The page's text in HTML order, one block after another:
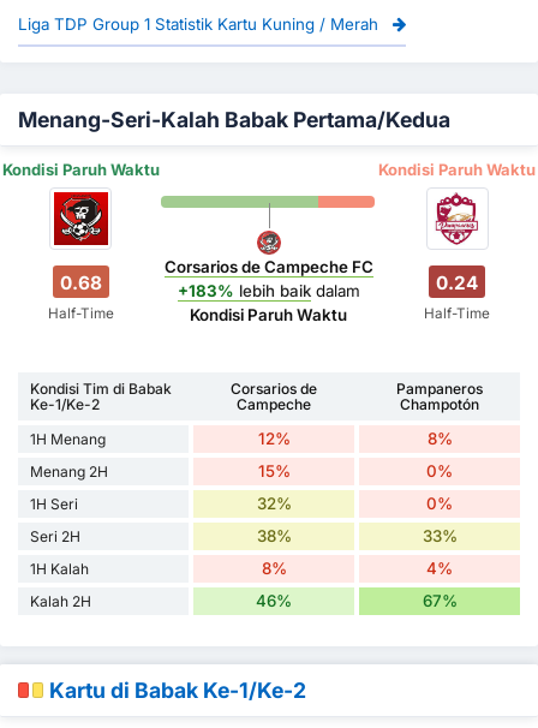
Liga TDP Group 1 Statistik Kartu Kuning / Merah
Menang-Seri-Kalah Babak Pertama/Kedua
Kondisi Paruh Waktu Kondisi Paruh Waktu
0.68
Half-Time
Corsarios de Campeche FC
+183% lebih baikdalam
Kondisi Paruh Waktu
0.24
Half-Time
Kondisi Tim di Babak
Ke-1/Ke-2
Corsarios de
Campeche
Pampaneros
Champotón
1H Menang
12% 8%
Menang 2H 15% 0%
1H Seri 32% 0%
Seri 2H 38% 33%
1H Kalah 8% 4%
Kalah 2H 46% 67%
Kartu di Babak Ke-1/Ke-2